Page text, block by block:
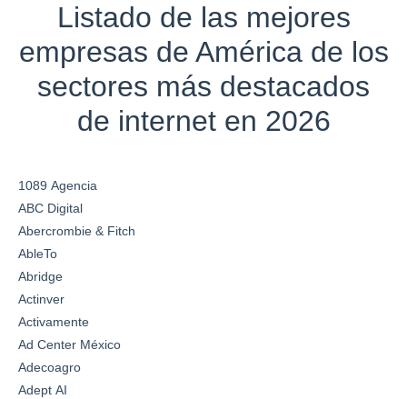
Listado de las mejores
empresas de América de los
sectores más destacados
de internet en 2026
1089 Agencia
ABC Digital
Abercrombie & Fitch
AbleTo
Abridge
Actinver
Activamente
Ad Center México
Adecoagro
Adept AI